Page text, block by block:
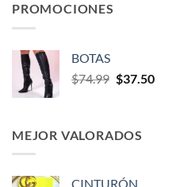
PROMOCIONES
BOTAS
$74.99 $37.50
MEJOR VALORADOS
CINTURÓN